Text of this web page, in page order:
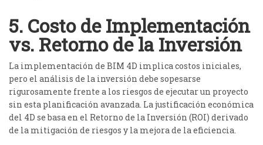
5. Costo de Implementación
vs. Retorno de la Inversión
La implementación de BIM 4D implica costos iniciales,
pero el análisis de la inversión debe sopesarse
rigurosamente frente a los riesgos de ejecutar un proyecto
sin esta planificación avanzada. La justificación económica
del 4D se basa en el Retorno de la Inversión (ROI) derivado
de la mitigación de riesgos y la mejora de la eficiencia.